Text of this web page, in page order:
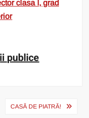
clasa I, grad
publice
CASĂ DE PIATRĂ!